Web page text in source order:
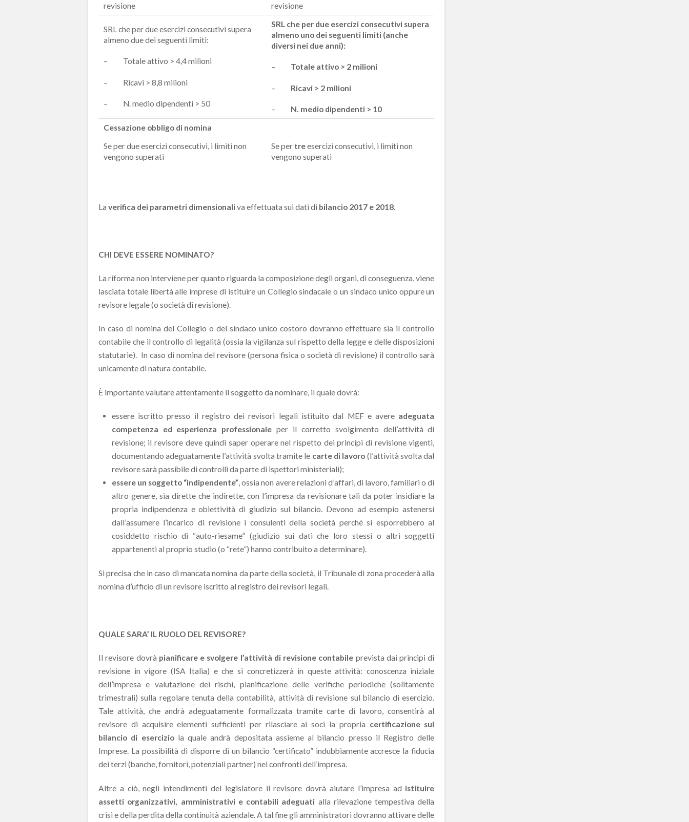
revisione
revisione
SRL che per due esercizi consecutivi supera
almeno due dei seguenti limiti:
– Totale attivo > 4,4 milioni
– Ricavi > 8,8 milioni
– N. medio dipendenti > 50
SRL che per due esercizi consecutivi supera
almeno uno dei seguenti limiti (anche
diversi nei due anni):
– Totale attivo > 2 milioni
– Ricavi > 2 milioni
– N. medio dipendenti > 10
Cessazione obbligo di nomina
Se per due esercizi consecutivi, i limiti non
vengono superati
Se per treesercizi consecutivi, i limiti non
vengono superati
La verifica dei parametri dimensionaliva effettuata sui dati di bilancio 2017 e 2018.
CHI DEVE ESSERE NOMINATO?
La riforma non interviene per quanto riguarda la composizione degli organi, di conseguenza, viene
lasciata totale libertà alle imprese di istituire un Collegio sindacale o un sindaco unico oppure un
revisore legale (o società di revisione).
In caso di nomina del Collegio o del sindaco unico costoro dovranno effettuare sia il controllo
contabile che il controllo di legalità (ossia la vigilanza sul rispetto della legge e delle disposizioni
statutarie). In caso di nomina del revisore (persona fisica o società di revisione) il controllo sarà
unicamente di natura contabile.
È importante valutare attentamente il soggetto da nominare, il quale dovrà:
essere iscritto presso il registro dei revisori legali istituito dal MEF e avere adeguata
competenza ed esperienza professionale per il corretto svolgimento dell’attività di
revisione; il revisore deve quindi saper operare nel rispetto dei principi di revisione vigenti,
documentando adeguatamente l’attività svolta tramite le carte di lavoro (l’attività svolta dal
revisore sarà passibile di controlli da parte di ispettori ministeriali);
essere un soggetto “indipendente”, ossia non avere relazioni d’affari, di lavoro, familiari o di
altro genere, sia dirette che indirette, con l’impresa da revisionare tali da poter insidiare la
propria indipendenza e obiettività di giudizio sul bilancio. Devono ad esempio astenersi
dall’assumere l’incarico di revisione i consulenti della società perché si esporrebbero al
cosiddetto rischio di “auto-riesame” (giudizio sui dati che loro stessi o altri soggetti
appartenenti al proprio studio (o “rete”) hanno contribuito a determinare).
Si precisa che in caso di mancata nomina da parte della società, il Tribunale di zona procederà alla
nomina d’ufficio di un revisore iscritto al registro dei revisori legali.
QUALE SARA’ IL RUOLO DEL REVISORE?
Il revisore dovrà pianificare e svolgere l’attività di revisione contabile prevista dai principi di
revisione in vigore (ISA Italia) e che si concretizzerà in queste attività: conoscenza iniziale
dell’impresa e valutazione dei rischi, pianificazione delle verifiche periodiche (solitamente
trimestrali) sulla regolare tenuta della contabilità, attività di revisione sul bilancio di esercizio.
Tale attività, che andrà adeguatamente formalizzata tramite carte di lavoro, consentirà al
revisore di acquisire elementi sufficienti per rilasciare ai soci la propria certificazione sul
bilancio di eserciziola quale andrà depositata assieme al bilancio presso il Registro delle
Imprese. La possibilità di disporre di un bilancio “certificato” indubbiamente accresce la fiducia
dei terzi (banche, fornitori, potenziali partner) nei confronti dell’impresa.
Altre a ciò, negli intendimenti del legislatore il revisore dovrà aiutare l’impresa ad istituire
assetti organizzativi, amministrativi e contabili adeguati alla rilevazione tempestiva della
crisi e della perdita della continuità aziendale. A tal fine gli amministratori dovranno attivare delle